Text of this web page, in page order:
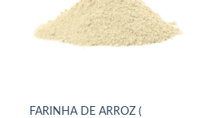
FARINHA DE ARROZ (